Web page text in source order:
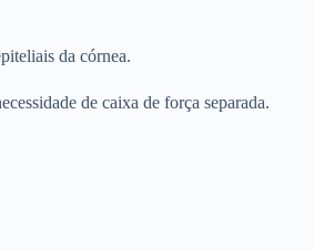
da córnea.
de caixa de força separada.